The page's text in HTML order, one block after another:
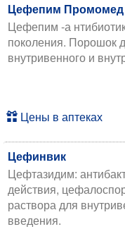
Цефепим Промомед
Цефепим -а
поколения. Порошок
внутривенного и
Цены в аптеках
Цефинвик
Цефтазидим:
действия,
раствора для
введения.